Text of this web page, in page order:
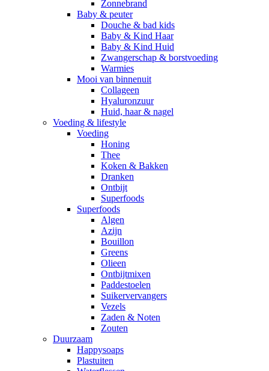
Zonnebrand
Baby & peuter
Douche & bad kids
Baby & Kind Haar
Baby & Kind Huid
Zwangerschap & borstvoeding
Warmies
Mooi van binnenuit
Collageen
Hyaluronzuur
Huid, haar & nagel
Voeding & lifestyle
Voeding
Honing
Thee
Koken & Bakken
Dranken
Ontbijt
Superfoods
Superfoods
Algen
Azijn
Bouillon
Greens
Olieen
Ontbijtmixen
Paddestoelen
Suikervervangers
Vezels
Zaden & Noten
Zouten
Duurzaam
Happysoaps
Plastuiten